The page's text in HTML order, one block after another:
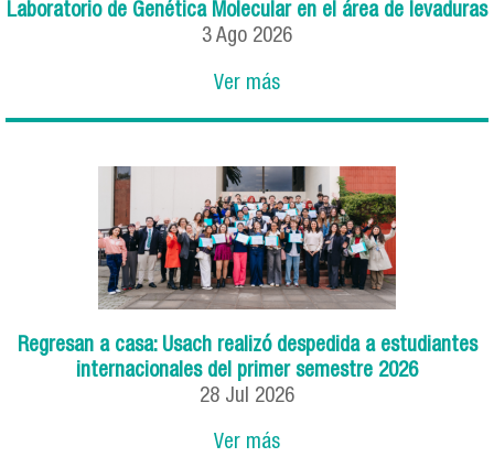
Laboratorio de Genética Molecular en el área de levaduras
3 Ago 2026
Ver más
Regresan a casa: Usach realizó despedida a estudiantes
internacionales del primer semestre 2026
28 Jul 2026
Ver más